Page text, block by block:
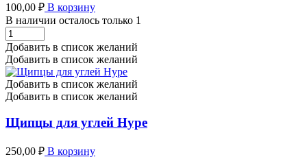
100,00 ₽ В корзину
В наличии осталось только 1
Щипцы
для
угля
17см
количество
Добавить в список желаний
Добавить в список желаний
Добавить в список желаний
Добавить в список желаний
Щипцы для углей Hype
250,00 ₽ В корзину